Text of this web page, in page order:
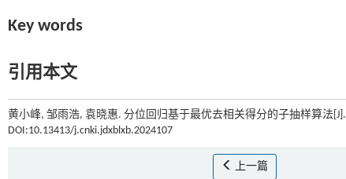
Key words
引用本文
黄小峰, 邹雨浩, 袁晓惠. 分位回归基于最优去相关得分的子抽样算法[J].
DOI:10.13413/j.cnki.jdxblxb.2024107
上一篇